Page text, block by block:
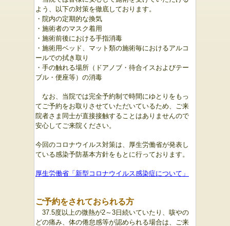
よう、以下の対策を徹底しております。
・院内の定期的な換気
・施術者のマスク着用
・施術前後における手指消毒
・施術用ベッド、マット類の施術毎におけるアルコ
ールでの拭き取り
・手の触れる場所（ドアノブ・待合イスおよびテー
ブル・便座等）の消毒
なお、当院では完全予約制で時間にゆとりをもっ
てご予約をお取りさせていただいているため、ご来
院者さま同士が直接接触することはありませんので
安心してご来院ください。
今回のコロナウイルス対策は、厚生労働省が発表し
ている感染予防基本方針をもとに行っております。
厚生労働省「新型コロナウイルス感染症について」
ご予約をされておられる方
37.5度以上の微熱が2～3日続いていたり、咳やの
どの痛み、体の倦怠感等が認められる場合は、ご来